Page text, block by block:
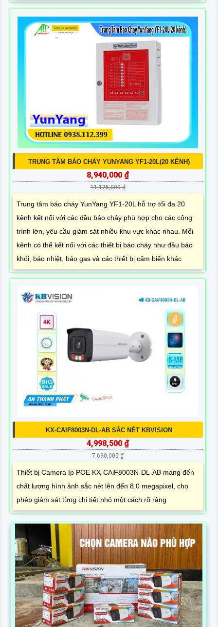
TRUNG TÂM BÁO CHÁY YUNYANG YF1-20L(20 KÊNH)
8,940,000 ₫
11,175,000 ₫
Trung tâm báo cháy YunYang YF1-20L hỗ trợ tối đa 20
kênh kết nối với các đầu báo cháy phù hợp cho các công
trình lớn, yêu cầu giám sát nhiều khu vực khác nhau. Mỗi
kênh có thể kết nối với các thiết bị báo cháy như đầu báo
khói, báo nhiệt, báo gas và các thiết bị cảm biến khác
KX-CAIF8003N-DL-AB SẮC NÉT KBVISION
4,998,500 ₫
7,690,000 ₫
Thiết bị Camera Ip POE KX-CAiF8003N-DL-AB mang đến
chất lượng hình ảnh sắc nét lên đến 8.0 megapixel, cho
phép giám sát từng chi tiết nhỏ một cách rõ ràng